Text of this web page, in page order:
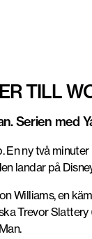
TILL
Serien med
En ny två
landar på
Williams, en
Trevor